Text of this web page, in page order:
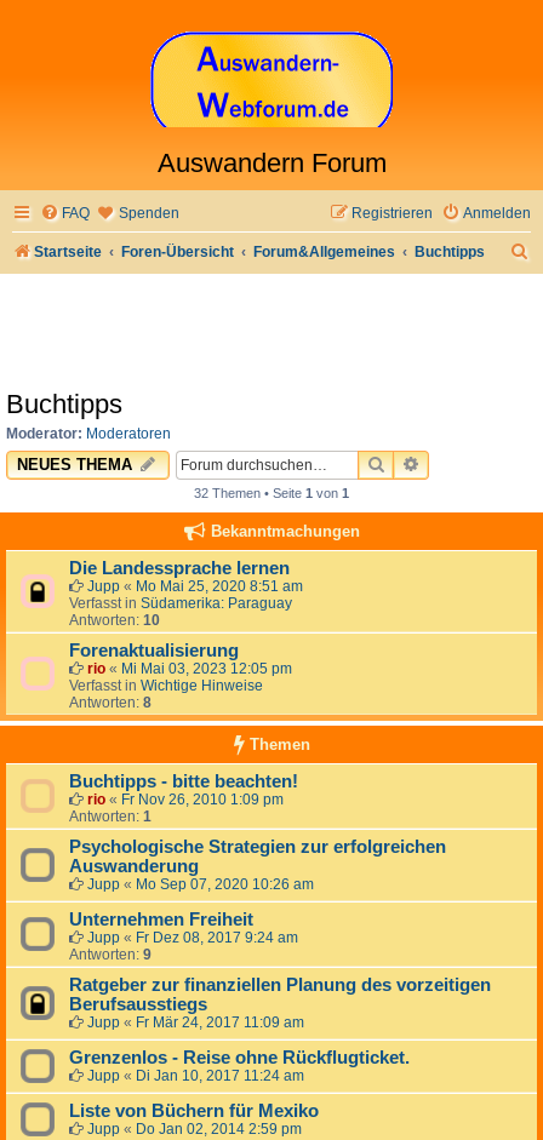
Auswandern Forum
FAQ Spenden Anmelden
Registrieren
Startseite Foren-Übersicht Forum&Allgemeines Buchtipps
Buchtipps
Moderator: Moderatoren
NEUES THEMA SUCHEERWEITERTE
32 Themen • Seite 1 von 1
Bekanntmachungen
Die Landessprache lernen
Jupp « Mo Mai 25, 2020 8:51 am
Verfasst in Südamerika: Paraguay
Antworten: 10
Forenaktualisierung
rio « Mi Mai 03, 2023 12:05 pm
Verfasst in Wichtige Hinweise
Antworten: 8
Themen
Buchtipps - bitte beachten!
rio « Fr Nov 26, 2010 1:09 pm
Antworten: 1
Psychologische Strategien zur erfolgreichen
Auswanderung
Jupp « Mo Sep 07, 2020 10:26 am
Unternehmen Freiheit
Jupp « Fr Dez 08, 2017 9:24 am
Antworten: 9
Ratgeber zur finanziellen Planung des vorzeitigen
Berufsausstiegs
Jupp « Fr Mär 24, 2017 11:09 am
Grenzenlos - Reise ohne Rückflugticket.
Jupp « Di Jan 10, 2017 11:24 am
Liste von Büchern für Mexiko
Jupp « Do Jan 02, 2014 2:59 pm